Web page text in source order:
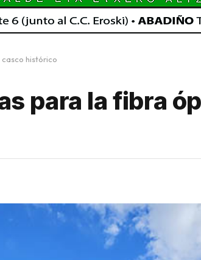
histórico
para la fibra